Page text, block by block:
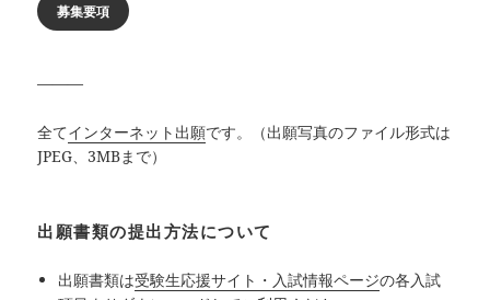
募集要項
———
全てインターネット出願です。（出願写真のファイル形式は
JPEG、3MBまで）
出願書類の提出方法について
出願書類は受験生応援サイト・入試情報ページの各入試